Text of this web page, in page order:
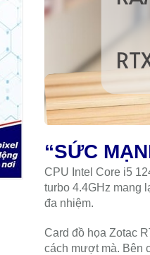
“SỨC
CPU Intel Core i5
turbo 4.4GHz mang
đa nhiệm.
Card đồ họa Zotac
cách mượt mà. Bên
Camera Wifi
Trời Ninh Thuận
Xoay 360
Đêm Đàm